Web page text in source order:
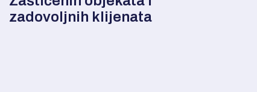
zadovoljnih klijenata